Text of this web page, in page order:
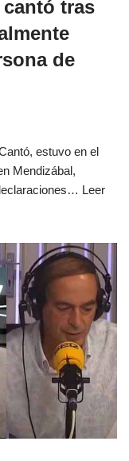
cantó tras
de
estuvo en el
Mendizábal,
Leer